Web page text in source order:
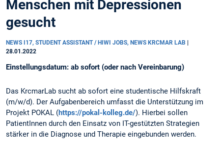
Menschen mit Depressionen
gesucht
NEWS I17, STUDENT ASSISTANT / HIWI JOBS, NEWS KRCMAR LAB |
28.01.2022
Einstellungsdatum: ab sofort (oder nach Vereinbarung)
Das KrcmarLab sucht ab sofort eine studentische Hilfskraft
(m/w/d). Der Aufgabenbereich umfasst die Unterstützung im
Projekt POKAL (https://pokal-kolleg.de/). Hierbei sollen
PatientInnen durch den Einsatz von IT-gestützten Strategien
stärker in die Diagnose und Therapie eingebunden werden.